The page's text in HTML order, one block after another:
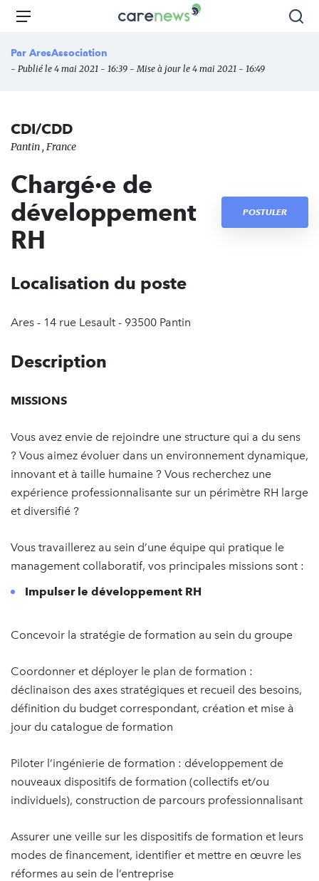
Aller
principal
Carenews,
des
Menu
Par AresAssociation
- Publié le 4 mai 2021 - 16:39 - Mise à jour le 4 mai 2021 - 16:49
CDI/CDD
Pantin , France
Chargé·e de
développement
RH
POSTULER
Localisation du poste
Ares - 14 rue Lesault - 93500 Pantin
Description
MISSIONS
Vous avez envie de rejoindre une structure qui a du sens
? Vous aimez évoluer dans un environnement dynamique,
innovant et à taille humaine ? Vous recherchez une
expérience professionnalisante sur un périmètre RH large
et diversifié ?
Vous travaillerez au sein d’une équipe qui pratique le
management collaboratif, vos principales missions sont :
Impulser le développement RH
Concevoir la stratégie de formation au sein du groupe
Coordonner et déployer le plan de formation :
déclinaison des axes stratégiques et recueil des besoins,
définition du budget correspondant, création et mise à
jour du catalogue de formation
Piloter l’ingénierie de formation : développement de
nouveaux dispositifs de formation (collectifs et/ou
individuels), construction de parcours professionnalisant
Assurer une veille sur les dispositifs de formation et leurs
modes de financement, identifier et mettre en œuvre les
réformes au sein de l’entreprise